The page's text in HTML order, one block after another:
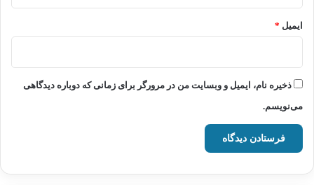
ایمیل *
ذخیره نام، ایمیل و وبسایت من در مرورگر برای زمانی که دوباره دیدگاهی
می‌نویسم.